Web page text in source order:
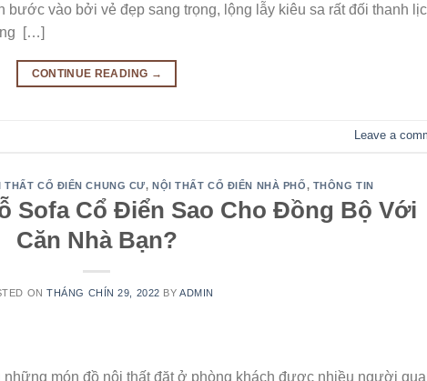
vào bởi vẻ đẹp sang trọng, lộng lẫy kiêu sa rất đối thanh
[…]
CONTINUE READING →
Leave a
THẤT CỔ ĐIỂN CHUNG CƯ,NỘI THẤT CỔ ĐIỂN NHÀ PHỐ, THÔNG TIN
Sofa Cổ Điển Sao Cho Đồng Bộ Với
Căn Nhà Bạn?
ONTHÁNG CHÍN 29, 2022 BYADMIN
những món đồ nội thất đặt ở phòng khách được nhiều người